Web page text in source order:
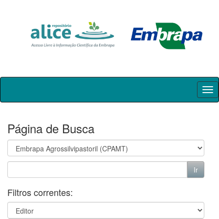
Skip
Página de Busca
Filtros correntes: